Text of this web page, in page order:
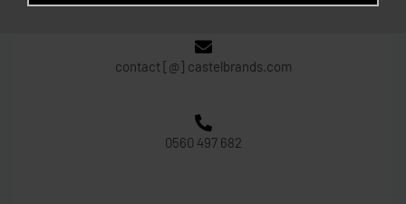
contact [@] castelbrands.com
0560 497 682